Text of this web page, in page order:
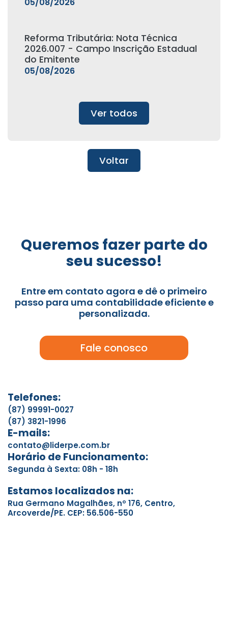
Reforma Tributária: Nota Técnica
2026.007 - Campo Inscrição Estadual
do Emitente
05/08/2026
Ver todos
Voltar
Queremos fazer parte do
seu sucesso!
Entre em contato agora e dê o primeiro
passo para uma contabilidade eficiente e
personalizada.
Fale conosco
Telefones:
(87) 99991-0027
(87) 3821-1996
E-mails:
contato@liderpe.com.br
Horário de Funcionamento:
Segunda à Sexta: 08h - 18h
Estamos localizados na:
Rua Germano Magalhães, nº 176, Centro,
Arcoverde/PE. CEP: 56.506-550